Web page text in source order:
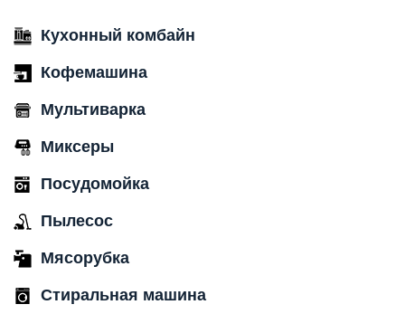
Кухонный комбайн
Кофемашина
Мультиварка
Миксеры
Посудомойка
Пылесос
Мясорубка
Стиральная машина